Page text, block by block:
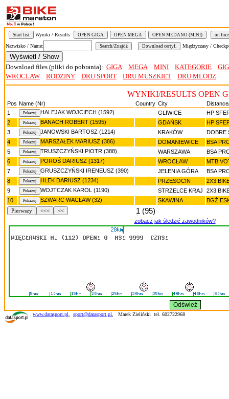
Start list Wyniki / Results: OPEN GIGA OPEN MEGA OPEN MEDANO (MINI) on
Nazwisko / Name: Międzyczasy /
Download files (pliki do pobrania): GIGA MEGA MINI KATEGORIE
WROCLAW
RODZINY DRU SPORT DRU MUSZKIET DRU MLODZ
WYNIKI/RESULTS OPEN
Pos Name (Nr) Country City
1
HALEJAK WOJCIECH (1592) GLIWICE
HP
2
BANACH ROBERT (1595) GDAŃSK
HP
3
JANOWSKI BARTOSZ (1214) KRAKÓW
DOBRE
4
MARSZAŁEK MARIUSZ (386) DOMANIEWICE
BSA
5
TRUSZCZYŃSKI PIOTR (388) WARSZAWA
BSA
6
POROŚ DARIUSZ (1317) WROCŁAW
MTB
7
GRUSZCZYŃSKI IRENEUSZ (390) JELENIA GÓRA
BSA
8
HLEK DARIUSZ (1234) PRZĘSOCIN
2X3
9
WOJTCZAK KAROL (1190) STRZELCE KRAJ
2X3
10
SZWARC WACŁAW (32) SKAWINA BGŻ
Pierwszy <<< << 1 (95)
zobacz jak śledzić zawodników?
www.datasport.pl sport@datasport.pl Marek Zieliński tel. 602722968